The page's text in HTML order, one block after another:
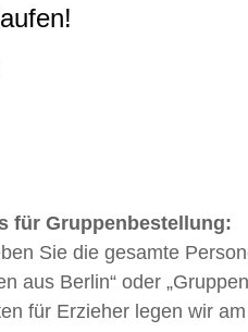
für Gruppenbestellung:
Sie die gesamte
aus Berlin“ oder
für Erzieher legen wir